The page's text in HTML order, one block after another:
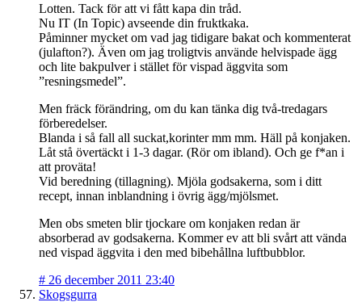
Lotten. Tack för att vi fått kapa din tråd.
Nu IT (In Topic) avseende din fruktkaka.
Påminner mycket om vad jag tidigare bakat och kommenterat
(julafton?). Även om jag troligtvis använde helvispade ägg
och lite bakpulver i stället för vispad äggvita som
”resningsmedel”.
Men fräck förändring, om du kan tänka dig två-tredagars
förberedelser.
Blanda i så fall all suckat,korinter mm mm. Häll på konjaken.
Låt stå övertäckt i 1-3 dagar. (Rör om ibland). Och ge f*an i
att proväta!
Vid beredning (tillagning). Mjöla godsakerna, som i ditt
recept, innan inblandning i övrig ägg/mjölsmet.
Men obs smeten blir tjockare om konjaken redan är
absorberad av godsakerna. Kommer ev att bli svårt att vända
ned vispad äggvita i den med bibehållna luftbubblor.
# 26 december 2011 23:40
Skogsgurra